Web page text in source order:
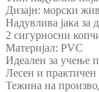
Дизајн: морски
Надувлива јака за
2 сигурносни
Материјал: PVC
Идеален за учење
Лесен и практичен
Тежина на